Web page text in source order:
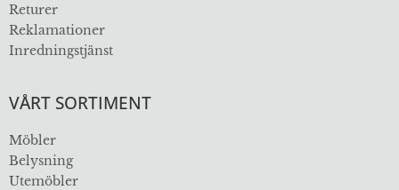
Returer
Reklamationer
Inredningstjänst
VÅRT SORTIMENT
Möbler
Belysning
Utemöbler